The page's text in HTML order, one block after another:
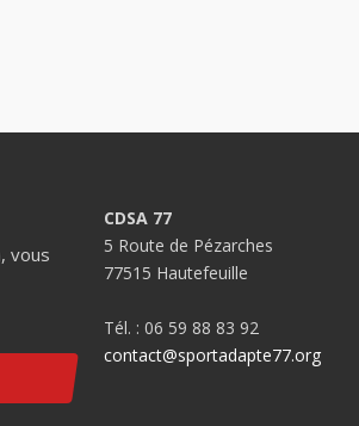
vous
CDSA 77
5 Route de Pézarches
77515 Hautefeuille
Tél. : 06 59 88 83 92
contact@sportadapte77.org